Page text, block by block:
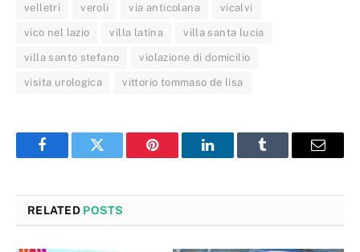
velletri veroli via anticolana vicalvi
vico nel lazio villa latina villa santa lucia
villa santo stefano violazione di domicilio
visita urologica vittorio tommaso de lisa
FacebookTwitter Pinterest LinkedInTumblr Email
RELATED POSTS